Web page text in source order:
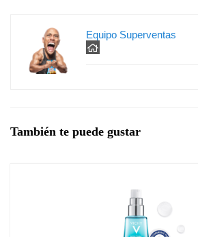
Equipo Superventas
También te puede gustar